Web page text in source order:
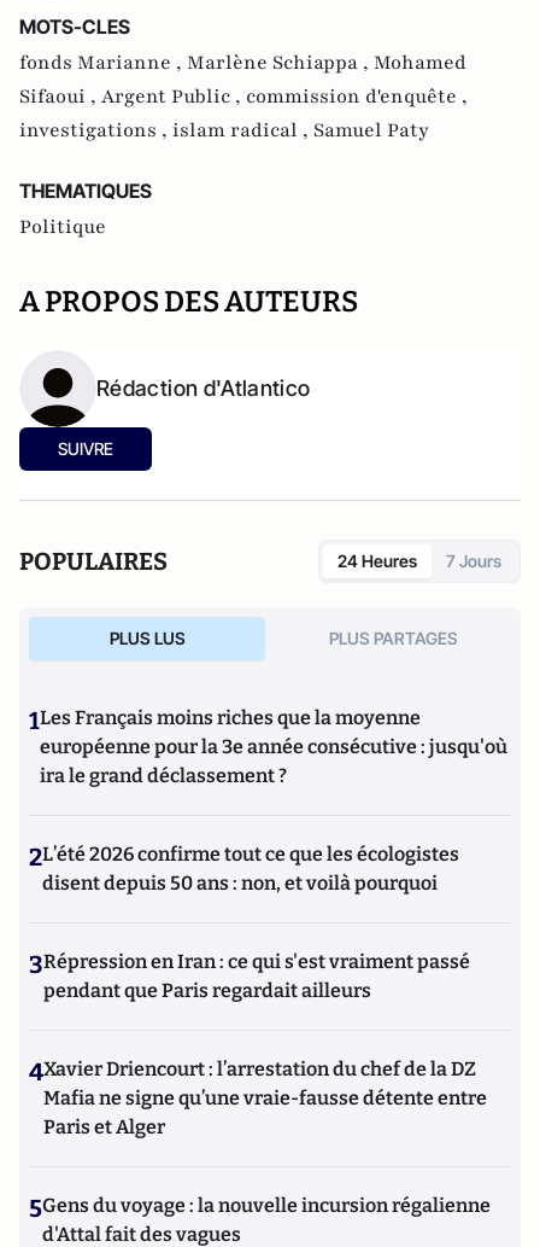
MOTS-CLES
fonds Marianne , Marlène Schiappa , Mohamed
Sifaoui , Argent Public , commission d'enquête ,
investigations , islam radical , Samuel Paty
THEMATIQUES
Politique
A PROPOS DES AUTEURS
Rédaction d'Atlantico
SUIVRE
POPULAIRES 24 Heures 7 Jours
PLUS LUS PLUS PARTAGES
1Les Français moins riches que la moyenne
européenne pour la 3e année consécutive : jusqu'où
ira le grand déclassement ?
2L’été 2026 confirme tout ce que les écologistes
disent depuis 50 ans : non, et voilà pourquoi
3Répression en Iran : ce qui s'est vraiment passé
pendant que Paris regardait ailleurs
4Xavier Driencourt : l’arrestation du chef de la DZ
Mafia ne signe qu’une vraie-fausse détente entre
Paris et Alger
5Gens du voyage : la nouvelle incursion régalienne
d'Attal fait des vagues